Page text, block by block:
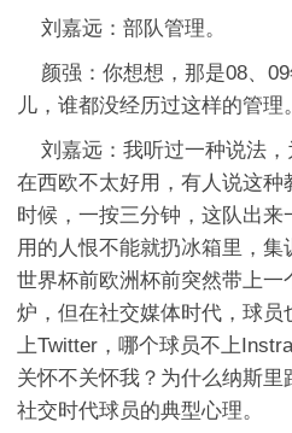
刘嘉远：部队管理。
颜强：你想想，那是08、
儿，谁都没经历过这样的管理。
刘嘉远：我听过一种说法，
在西欧不太好用，有人说这
时候，一按三分钟，这队出
用的人恨不能就扔冰箱里，集
世界杯前欧洲杯前突然带上
炉，但在社交媒体时代，球
上Twitter，哪个球员不上
关怀不关怀我？为什么纳斯
社交时代球员的典型心理。